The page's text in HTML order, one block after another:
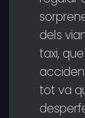
dels
taxi,
tot va